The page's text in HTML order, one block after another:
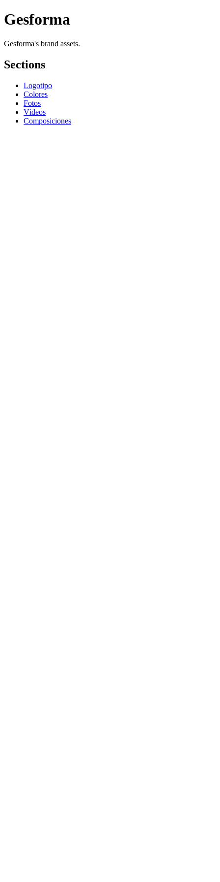
Gesforma
Gesforma's brand assets.
Sections
Logotipo
Colores
Fotos
Vídeos
Composiciones